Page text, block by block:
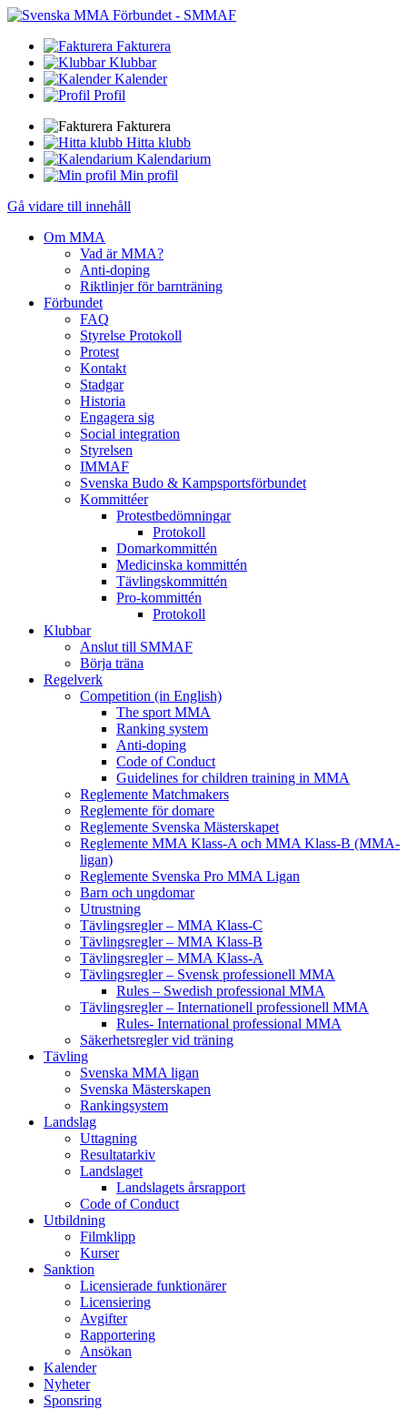
Fakturera
Klubbar
Kalender
Profil
Fakturera
Hitta klubb
Kalendarium
Min profil
Gå vidare till innehåll
Om MMA
Vad är MMA?
Anti-doping
Riktlinjer för barnträning
Förbundet
FAQ
Styrelse Protokoll
Protest
Kontakt
Stadgar
Historia
Engagera sig
Social integration
Styrelsen
IMMAF
Svenska Budo & Kampsportsförbundet
Kommittéer
Protestbedömningar
Protokoll
Domarkommittén
Medicinska kommittén
Tävlingskommittén
Pro-kommittén
Protokoll
Klubbar
Anslut till SMMAF
Börja träna
Regelverk
Competition (in English)
The sport MMA
Ranking system
Anti-doping
Code of Conduct
Guidelines for children training in MMA
Reglemente Matchmakers
Reglemente för domare
Reglemente Svenska Mästerskapet
Reglemente MMA Klass-A och MMA Klass-B (MMA-
ligan)
Reglemente Svenska Pro MMA Ligan
Barn och ungdomar
Utrustning
Tävlingsregler – MMA Klass-C
Tävlingsregler – MMA Klass-B
Tävlingsregler – MMA Klass-A
Tävlingsregler – Svensk professionell MMA
Rules – Swedish professional MMA
Tävlingsregler – Internationell professionell MMA
Rules- International professional MMA
Säkerhetsregler vid träning
Tävling
Svenska MMA ligan
Svenska Mästerskapen
Rankingsystem
Landslag
Uttagning
Resultatarkiv
Landslaget
Landslagets årsrapport
Code of Conduct
Utbildning
Filmklipp
Kurser
Sanktion
Licensierade funktionärer
Licensiering
Avgifter
Rapportering
Ansökan
Kalender
Nyheter
Sponsring